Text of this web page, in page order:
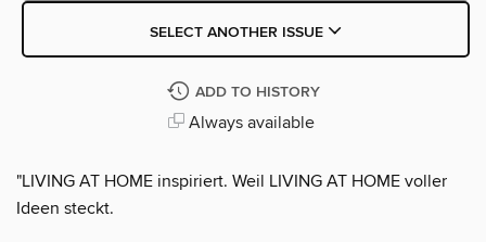
SELECT ANOTHER ISSUE
ADD TO HISTORY
Always available
"LIVING AT HOME inspiriert. Weil LIVING AT HOME voller
Ideen steckt.